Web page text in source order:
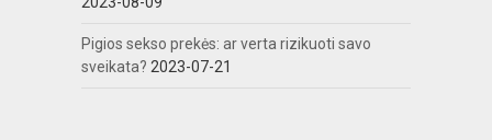
Pigios sekso prekės: ar verta rizikuoti savo
sveikata? 2023-07-21